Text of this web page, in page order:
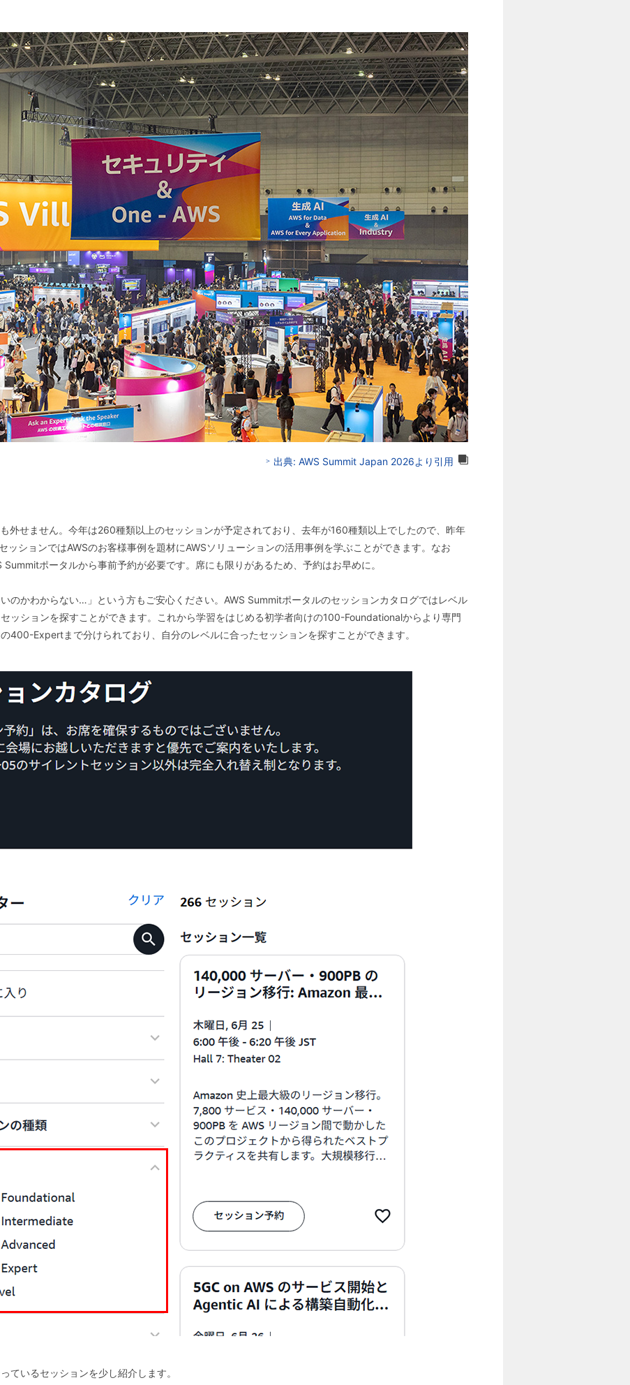
出典: AWS Summit Japan 2026より引用
外せません。今年は260種類以上のセッションが予定されており、去年が160種類以上でしたので、昨年
ッションではAWSのお客様事例を題材にAWSソリューションの活用事例を学ぶことができます。なお
ポータルから事前予約が必要です。席にも限りがあるため、予約はお早めに。
いのかわからない…」という方もご安心ください。AWS Summitポータルのセッションカタログではレベル
ッションを探すことができます。これから学習をはじめる初学者向けの100-Foundationalからより専門
400-Expertまで分けられており、自分のレベルに合ったセッションを探すことができます。
ているセッションを少し紹介します。